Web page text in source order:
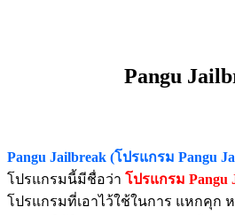
Pangu
Pangu Jailbreak (โปรแกรม Pangu
โปรแกรมนี้มีชื่อว่า โปรแกรม Pangu
โปรแกรมที่เอาไว้ใช้ในการ แหกคุก ห